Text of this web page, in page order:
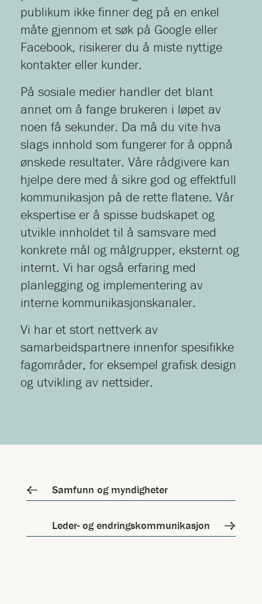
publikum ikke finner deg på en enkel
måte gjennom et søk på Google eller
Facebook, risikerer du å miste nyttige
kontakter eller kunder.
På sosiale medier handler det blant
annet om å fange brukeren i løpet av
noen få sekunder. Da må du vite hva
slags innhold som fungerer for å oppnå
ønskede resultater. Våre rådgivere kan
hjelpe dere med å sikre god og effektfull
kommunikasjon på de rette flatene. Vår
ekspertise er å spisse budskapet og
utvikle innholdet til å samsvare med
konkrete mål og målgrupper, eksternt og
internt. Vi har også erfaring med
planlegging og implementering av
interne kommunikasjonskanaler.
Vi har et stort nettverk av
samarbeidspartnere innenfor spesifikke
fagområder, for eksempel grafisk design
og utvikling av nettsider.
Samfunn og myndigheter
Leder- og endringskommunikasjon